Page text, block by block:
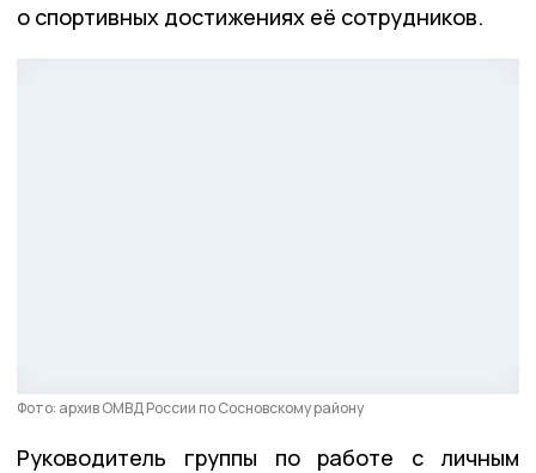
о спортивных достижениях её сотрудников.
Фото: архив ОМВД России по Сосновскому району
Руководитель группы по работе с личным